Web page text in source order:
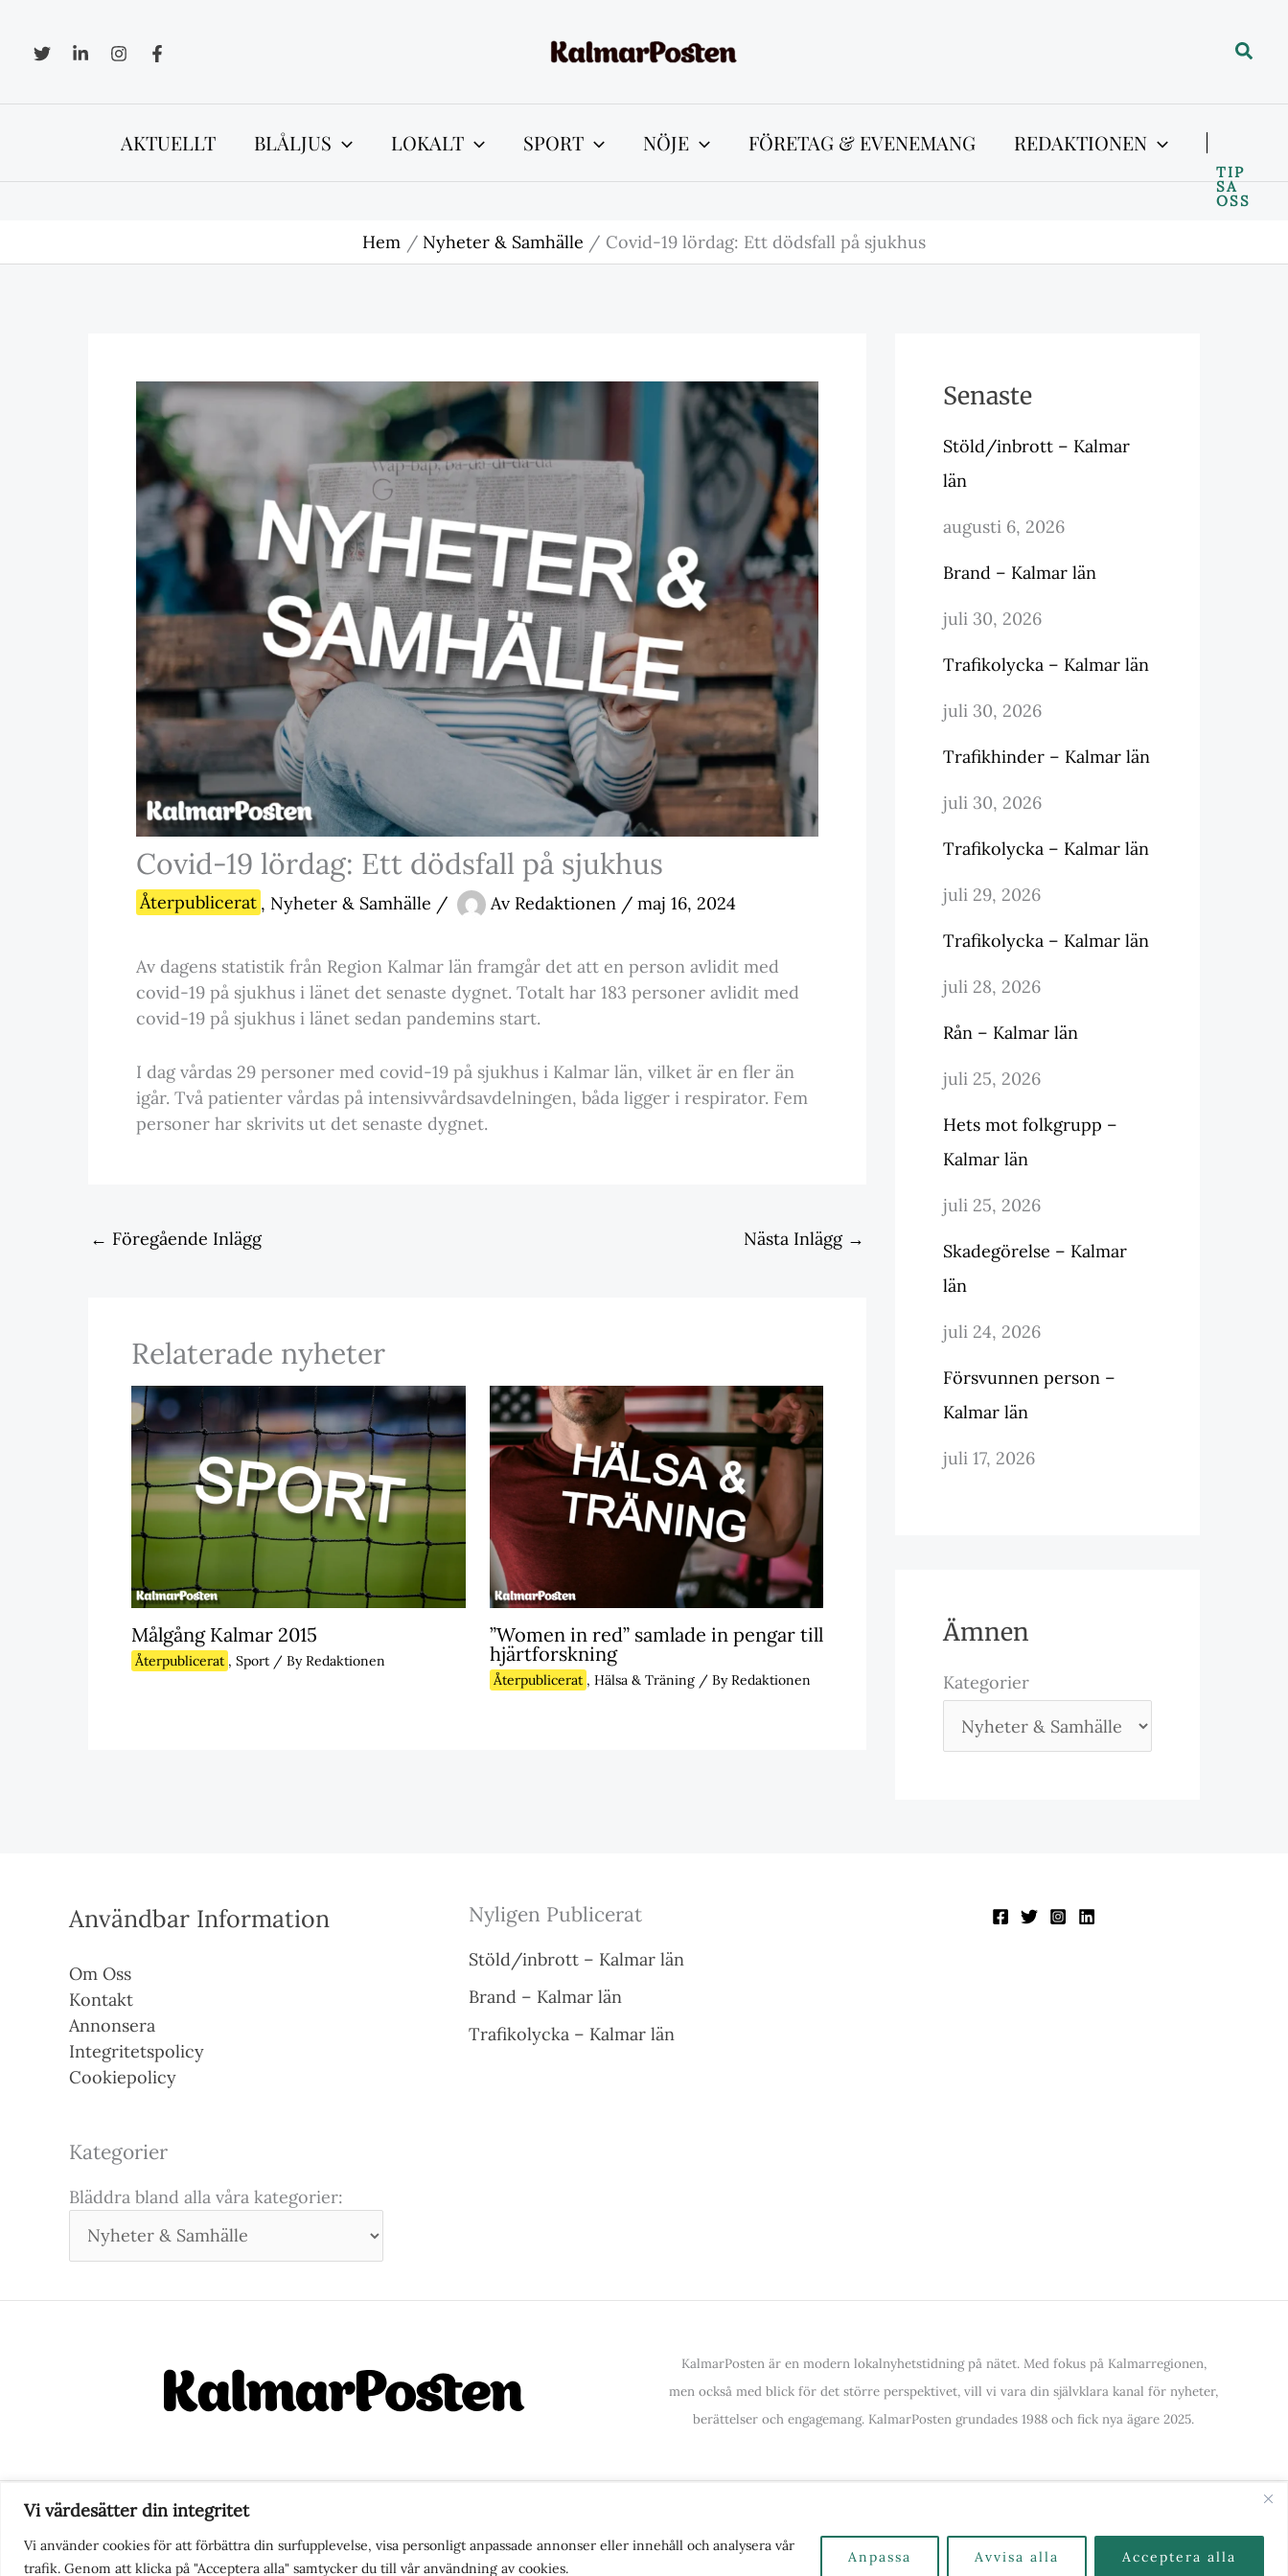
Vi värdesätter din integritet
Vi använder cookies för att förbättra din surfupplevelse, visa personligt anpassade annonser eller innehåll och analysera vår
trafik. Genom att klicka på "Acceptera alla" samtycker du till vår användning av cookies.
Anpassa Avvisa alla Acceptera alla
innehåll
Sök
AKTUELLT BLÅLJUS LOKALT SPORT NÖJE FÖRETAG & EVENEMANG REDAKTIONEN
TIP
SA
OSS
Hem Nyheter & Samhälle Covid-19 lördag: Ett dödsfall på sjukhus
Covid-19 lördag: Ett dödsfall på sjukhus
Återpublicerat , Nyheter & Samhälle / Av Redaktionen / maj 16, 2024
Av dagens statistik från Region Kalmar län framgår det att en person avlidit med
covid-19 på sjukhus i länet det senaste dygnet. Totalt har 183 personer avlidit med
covid-19 på sjukhus i länet sedan pandemins start.
I dag vårdas 29 personer med covid-19 på sjukhus i Kalmar län, vilket är en fler än
igår. Två patienter vårdas på intensivvårdsavdelningen, båda ligger i respirator. Fem
personer har skrivits ut det senaste dygnet.
← Föregående Inlägg Nästa Inlägg →
Relaterade nyheter
Målgång Kalmar 2015
Återpublicerat , Sport / ByRedaktionen
”Women in red” samlade in pengar till
hjärtforskning
Återpublicerat , Hälsa & Träning/ ByRedaktionen
Senaste
Stöld/inbrott – Kalmar
län
augusti 6, 2026
Brand – Kalmar län
juli 30, 2026
Trafikolycka – Kalmar län
juli 30, 2026
Trafikhinder – Kalmar län
juli 30, 2026
Trafikolycka – Kalmar län
juli 29, 2026
Trafikolycka – Kalmar län
juli 28, 2026
Rån – Kalmar län
juli 25, 2026
Hets mot folkgrupp –
Kalmar län
juli 25, 2026
Skadegörelse – Kalmar
län
juli 24, 2026
Försvunnen person –
Kalmar län
juli 17, 2026
Ämnen
Kategorier
Användbar Information
Om Oss
Kontakt
Annonsera
Integritetspolicy
Cookiepolicy
Kategorier
Bläddra bland alla våra kategorier:
Nyligen Publicerat
Stöld/inbrott – Kalmar län
Brand – Kalmar län
Trafikolycka – Kalmar län
KalmarPosten är en modern lokalnyhetstidning på nätet. Med fokus på Kalmarregionen,
men också med blick för det större perspektivet, vill vi vara din självklara kanal för nyheter,
berättelser och engagemang. KalmarPosten grundades 1988 och fick nya ägare 2025.
Nyhetstips eller frågor?Kontakta oss| Copyright © 2026 | Kalmarposten.se |Se alla Kategorier & Ämnen här